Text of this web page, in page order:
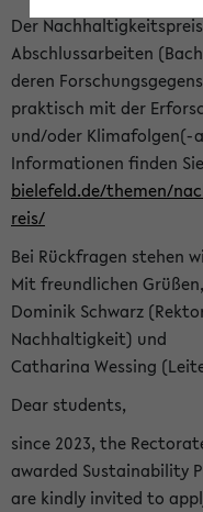
Der
Abschlussarbeiten
deren
praktisch mit der
und/oder Klimafolgen(-
Informationen finden
bielefeld.de/themen/
reis/
Bei Rückfragen stehen
Mit freundlichen Grüßen,
Dominik Schwarz
Nachhaltigkeit) und
Catharina Wessing
Dear students,
since 2023, the
awarded Sustainability
are kindly invited to